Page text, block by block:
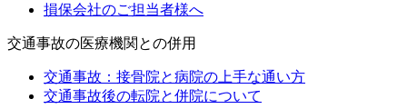
損保会社のご担当者様へ
交通事故の医療機関との併用
交通事故：接骨院と病院の上手な通い方
交通事故後の転院と併院について